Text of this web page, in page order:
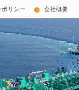
リシー 会社概要